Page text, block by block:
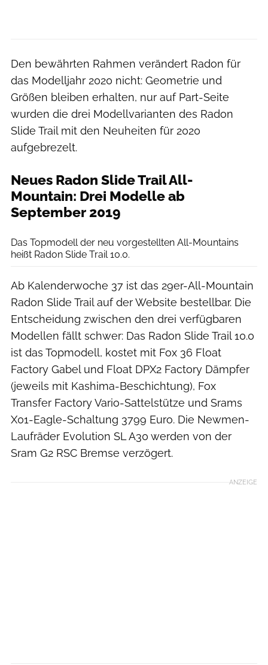
Den bewährten Rahmen verändert Radon für
das Modelljahr 2020 nicht: Geometrie und
Größen bleiben erhalten, nur auf Part-Seite
wurden die drei Modellvarianten des Radon
Slide Trail mit den Neuheiten für 2020
aufgebrezelt.
Neues Radon Slide Trail All-
Mountain: Drei Modelle ab
September 2019
Das Topmodell der neu vorgestellten All-Mountains
heißt Radon Slide Trail 10.0.
Ab Kalenderwoche 37 ist das 29er-All-Mountain
Radon Slide Trail auf der Website bestellbar. Die
Entscheidung zwischen den drei verfügbaren
Modellen fällt schwer: Das Radon Slide Trail 10.0
ist das Topmodell, kostet mit Fox 36 Float
Factory Gabel und Float DPX2 Factory Dämpfer
(jeweils mit Kashima-Beschichtung), Fox
Transfer Factory Vario-Sattelstütze und Srams
X01-Eagle-Schaltung 3799 Euro. Die Newmen-
Laufräder Evolution SL A30 werden von der
Sram G2 RSC Bremse verzögert.
ANZEIGE